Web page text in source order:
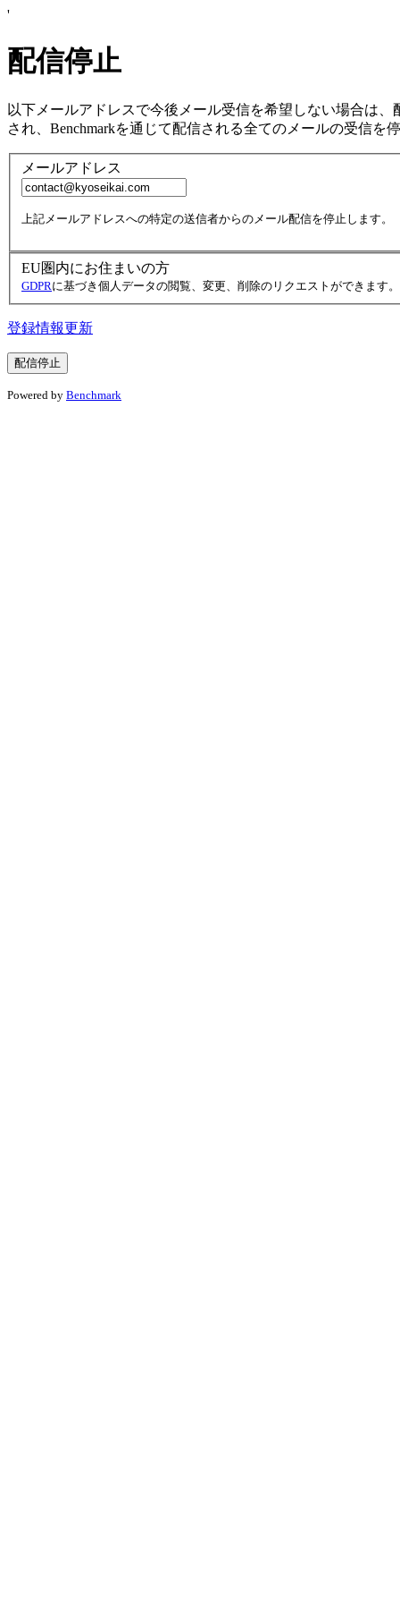
'
配信停止
以下メールアドレスで今後メール受信を希望しない場合は
され、Benchmarkを通じて配信される全てのメールの受信を
メールアドレス
上記メールアドレスへの特定の送信者からのメール配信を停止します。
EU圏内にお住まいの方
GDPRに基づき個人データの閲覧、変更、削除のリクエストができます
登録情報更新
Powered by Benchmark